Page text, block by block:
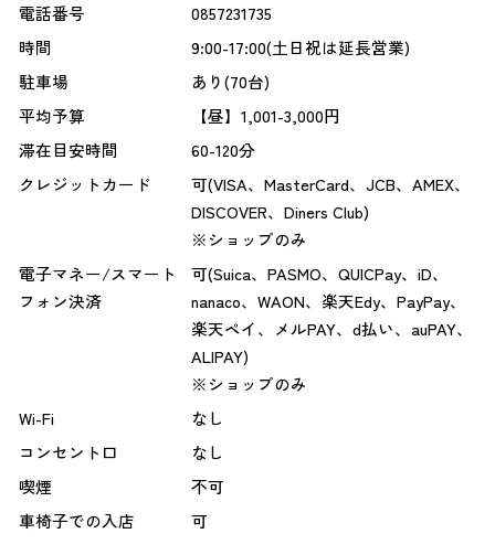
電話番号
0857231735
時間
9:00-17:00(土日祝は延長営業)
駐車場
あり(70台)
平均予算
【昼】1,001-3,000円
滞在目安時間
60-120分
クレジットカード
可(VISA、MasterCard、JCB、AMEX、
DISCOVER、Diners Club)
※ショップのみ
電子マネー/スマート
フォン決済
可(Suica、PASMO、QUICPay、iD、
nanaco、WAON、楽天Edy、PayPay、
楽天ペイ、メルPAY、d払い、auPAY、
ALIPAY)
※ショップのみ
Wi-Fi
なし
コンセント口
なし
喫煙
不可
車椅子での入店
可